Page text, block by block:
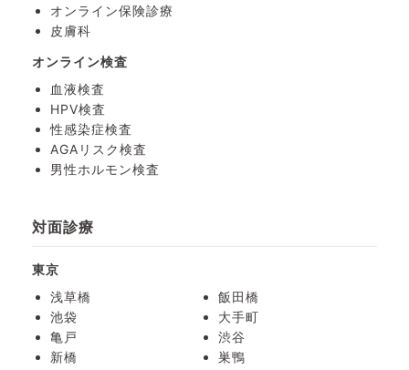
オンライン保険診療
皮膚科
オンライン検査
血液検査
HPV検査
性感染症検査
AGAリスク検査
男性ホルモン検査
対面診療
東京
浅草橋
飯田橋
池袋
大手町
亀戸
渋谷
新橋
巣鴨